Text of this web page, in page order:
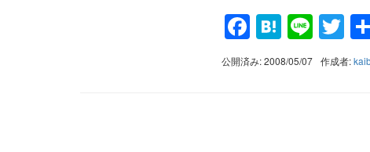
Facebook
Hatena
Line
公開済み: 2008/05/07 作成者: